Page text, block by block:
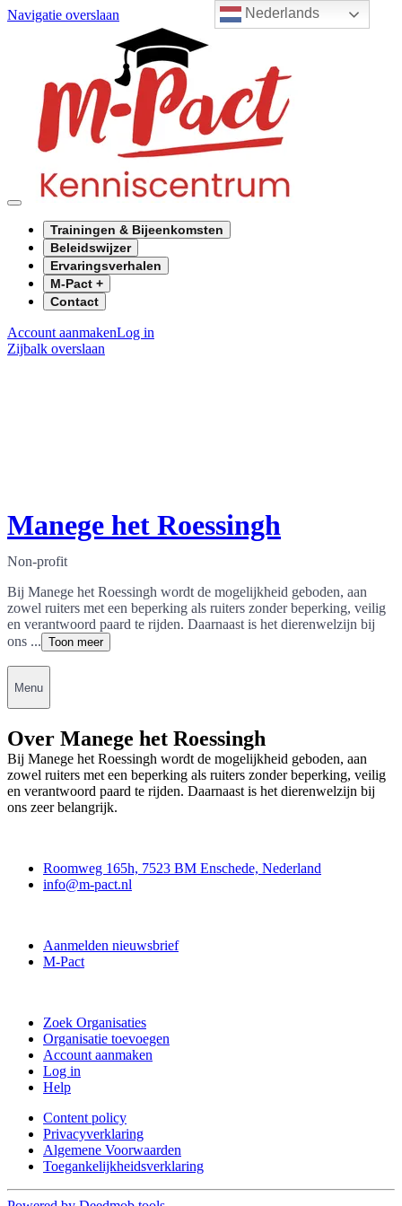
Nederlands
Navigatie overslaan
Trainingen & Bijeenkomsten
Beleidswijzer
Ervaringsverhalen
M-Pact +
Contact
Account aanmakenLog in
Zijbalk overslaan
Manege het Roessingh
Non-profit
Bij Manege het Roessingh wordt de mogelijkheid geboden, aan
zowel ruiters met een beperking als ruiters zonder beperking, veilig
en verantwoord paard te rijden. Daarnaast is het dierenwelzijn bij
ons ... Toon meer
Menu
Over Manege het Roessingh
Bij Manege het Roessingh wordt de mogelijkheid geboden, aan
zowel ruiters met een beperking als ruiters zonder beperking, veilig
en verantwoord paard te rijden. Daarnaast is het dierenwelzijn bij
ons zeer belangrijk.
Roomweg 165h, 7523 BM Enschede, Nederland
info@m-pact.nl
Aanmelden nieuwsbrief
M-Pact
Zoek Organisaties
Organisatie toevoegen
Account aanmaken
Log in
Help
Content policy
Privacyverklaring
Algemene Voorwaarden
Toegankelijkheidsverklaring